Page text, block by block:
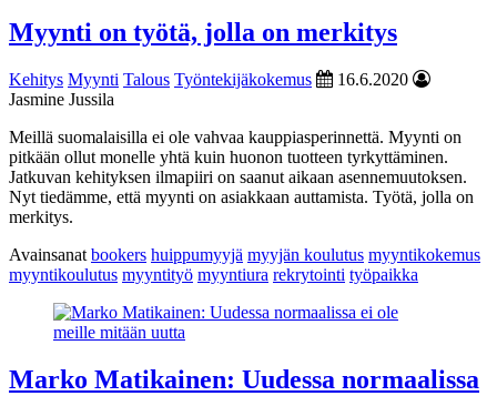
Myynti on työtä, jolla on merkitys
Kehitys Myynti Talous Työntekijäkokemus
16.6.2020
Jasmine Jussila
Meillä suomalaisilla ei ole vahvaa kauppiasperinnettä. Myynti on
pitkään ollut monelle yhtä kuin huonon tuotteen tyrkyttäminen.
Jatkuvan kehityksen ilmapiiri on saanut aikaan asennemuutoksen.
Nyt tiedämme, että myynti on asiakkaan auttamista. Työtä, jolla on
merkitys.
Avainsanat bookers huippumyyjä myyjän koulutus myyntikokemus
myyntikoulutus myyntityö myyntiura rekrytointi työpaikka
Marko Matikainen: Uudessa normaalissa